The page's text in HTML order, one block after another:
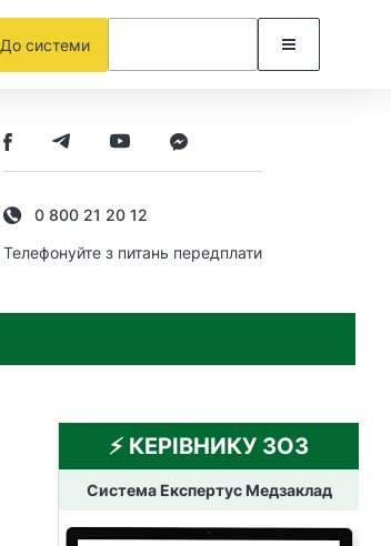
До системи
0 800 21 20 12
Телефонуйте з питань передплати
⚡️ КЕРІВНИКУ ЗОЗ
Система Експертус Медзаклад